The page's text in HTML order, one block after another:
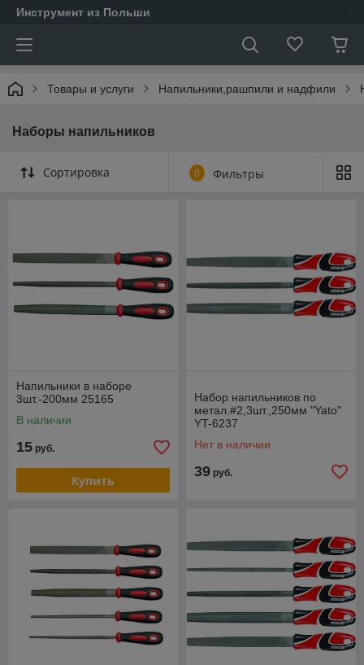
Инструмент из Польши
Товары и услуги Напильники,рашпили и надфили
Наборы напильников
Сортировка 0 Фильтры
Напильники в наборе
3шт.-200мм 25165
В наличии
15 руб.
Купить
Набор напильников по
метал.#2,3шт.,250мм "Yato"
YT-6237
Нет в наличии
39 руб.